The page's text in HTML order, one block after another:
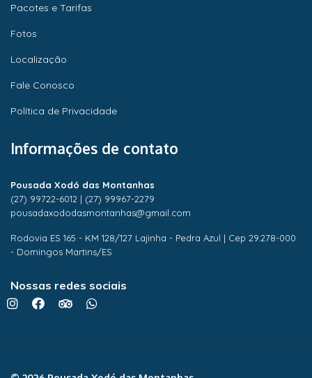
Pacotes e Tarifas
Fotos
Localização
Fale Conosco
Política de Privacidade
Informações de contato
Pousada Xodó das Montanhas
(27) 99722-6012 | (27) 99967-2279
pousadaxododasmontanhas@gmail.com
Rodovia ES 165 - KM 128/127 Lajinha - Pedra Azul | Cep 29.278-000
- Domingos Martins/ES
Nossas redes sociais